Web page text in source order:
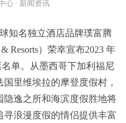
心 · 新闻资讯
知名独立酒店品牌璞富腾
Resorts）荣幸宣布2023 年
名单。从墨西哥下加利福尼
里维埃拉的摩登度假村，
逸之所和海滨度假胜地将
浪漫度假的情侣提供丰富